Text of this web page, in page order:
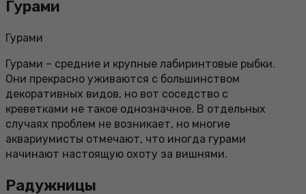
Гурами
Гурами
Гурами – средние и крупные лабиринтовые рыбки.
Они прекрасно уживаются с большинством
декоративных видов, но вот соседство с
креветками не такое однозначное. В отдельных
случаях проблем не возникает, но многие
аквариумисты отмечают, что иногда гурами
начинают настоящую охоту за вишнями.
Радужницы